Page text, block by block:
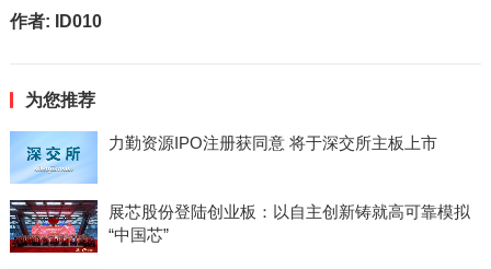
作者: ID010
为您推荐
力勤资源IPO注册获同意 将于深交所主板上市
展芯股份登陆创业板：以自主创新铸就高可靠模拟
“中国芯”